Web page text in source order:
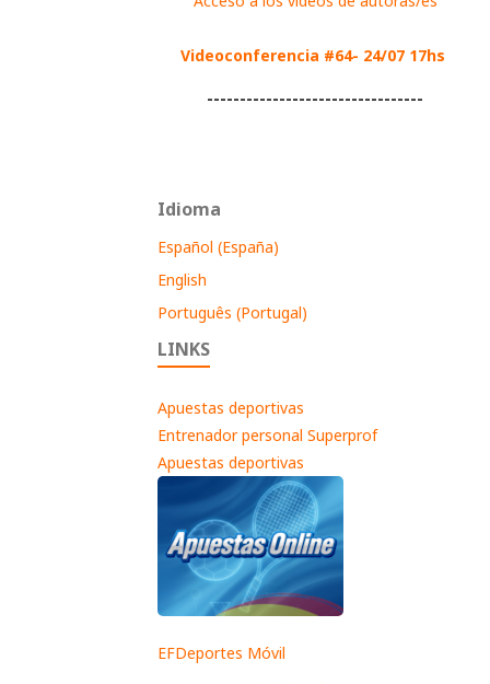
Videoconferencia #64- 24/07 17hs
---------------------------------
Idioma
Español (España)
English
Português (Portugal)
LINKS
Apuestas deportivas
Entrenador personal Superprof
Apuestas deportivas
EFDeportes Móvil